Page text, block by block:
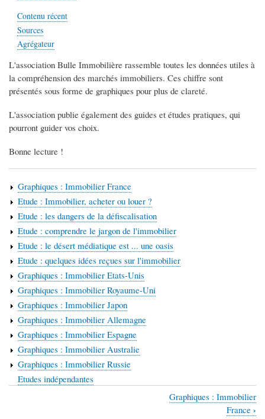
Contenu récent
Sources
Agrégateur
L'association Bulle Immobilière rassemble toutes les données utiles à
la compréhension des marchés immobiliers. Ces chiffre sont
présentés sous forme de graphiques pour plus de clareté.
L'association publie également des guides et études pratiques, qui
pourront guider vos choix.
Bonne lecture !
Graphiques : Immobilier France
Etude : Immobilier, acheter ou louer ?
Etude : les dangers de la défiscalisation
Etude : comprendre le jargon de l'immobilier
Etude : le désert médiatique est ... une oasis
Etude : quelques idées reçues sur l'immobilier
Graphiques : Immobilier Etats-Unis
Graphiques : Immobilier Royaume-Uni
Graphiques : Immobilier Japon
Graphiques : Immobilier Allemagne
Graphiques : Immobilier Espagne
Graphiques : Immobilier Australie
Graphiques : Immobilier Russie
Etudes indépendantes
Graphiques : Immobilier
France ›